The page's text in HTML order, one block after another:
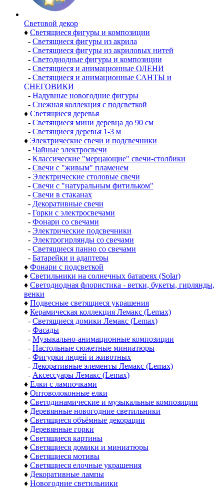
Световой декор
♦ Светящиеся фигуры и композиции
- Светящиеся фигуры из акрила
- Светящиеся фигуры из акриловых нитей
- Светодиодные фигуры и композиции
- Светящиеся и анимационные ОЛЕНИ
- Светящиеся и анимационные САНТЫ и
СНЕГОВИКИ
- Надувные новогодние фигуры
- Снежная коллекция с подсветкой
♦ Светящиеся деревья
- Светящиеся мини деревца до 90 см
- Светящиеся деревья 1-3 м
♦ Электрические свечи и подсвечники
- Чайные электросвечи
- Классические "мерцающие" свечи-столбики
- Свечи с "живым" пламенем
- Электрические столовые свечи
- Свечи с "натуральным фитильком"
- Свечи в стаканах
- Декоративные свечи
- Горки с электросвечами
- Фонари со свечами
- Электрические подсвечники
- Электрогирлянды со свечами
- Светящиеся панно со свечами
- Батарейки и адаптеры
♦ Фонари с подсветкой
♦ Светильники на солнечных батареях (Solar)
♦ Светодиодная флористика - ветки, букеты, гирлянды,
венки
♦ Подвесные светящиеся украшения
♦ Керамическая коллекция Лемакс (Lemax)
- Светящиеся домики Лемакс (Lemax)
- Фасады
- Музыкально-анимационные композиции
- Настольные сюжетные миниатюры
- Фигурки людей и животных
- Декоративные элементы Лемакс (Lemax)
- Аксессуары Лемакс (Lemax)
♦ Елки с лампочками
♦ Оптоволоконные елки
♦ Светодинамические и музыкальные композиции
♦ Деревянные новогодние светильники
♦ Светящиеся объёмные декорации
♦ Деревянные горки
♦ Светящиеся картины
♦ Светящиеся домики и миниатюры
♦ Светящиеся мотивы
♦ Светящиеся елочные украшения
♦ Декоративные лампы
♦ Новогодние светильники